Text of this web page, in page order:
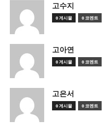
고수지
0 게시물 0 코멘트
고아연
0 게시물 0 코멘트
고은서
0 게시물 0 코멘트